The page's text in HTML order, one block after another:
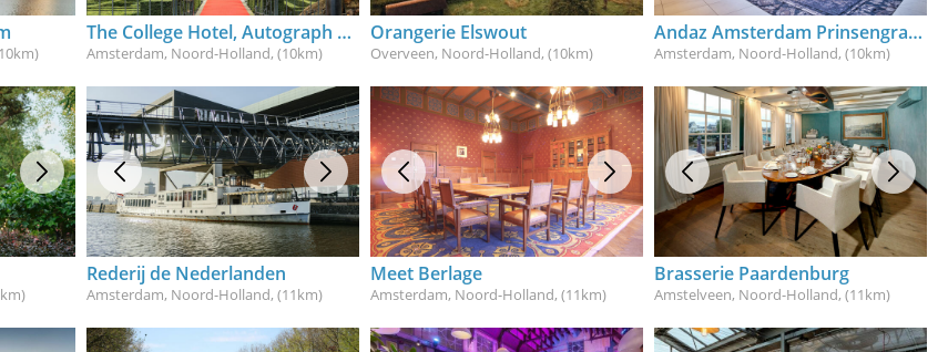
The College Hotel, Autograph Collection
Amsterdam, Noord-Holland, (10km)
Orangerie Elswout
Overveen, Noord-Holland, (10km)
Andaz Amsterdam Prinsengracht
Amsterdam, Noord-Holland, (10km)
Rederij de Nederlanden
Amsterdam, Noord-Holland, (11km)
Meet Berlage
Amsterdam, Noord-Holland, (11km)
Brasserie Paardenburg
Amstelveen, Noord-Holland, (11km)